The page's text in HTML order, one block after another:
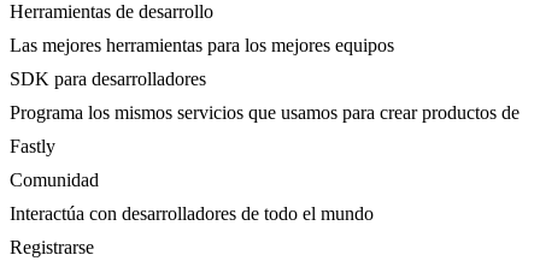
Herramientas de desarrollo
Las mejores herramientas para los mejores equipos
SDK para desarrolladores
Programa los mismos servicios que usamos para crear productos de
Fastly
Comunidad
Interactúa con desarrolladores de todo el mundo
Registrarse